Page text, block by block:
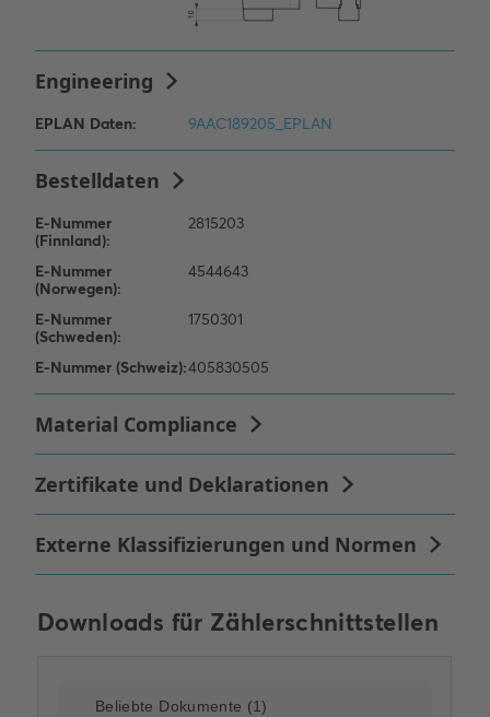
Downloads für Zählerschnittstellen